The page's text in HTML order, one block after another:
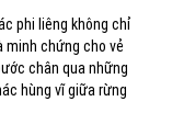
phi liêng không chỉ
minh chứng cho vẻ
chân qua những
hùng vĩ giữa rừng